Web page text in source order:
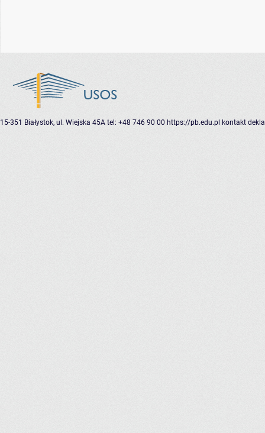
15-351 Białystok, ul. Wiejska 45A tel: +48 746 90 00 https://pb.edu.pl kontakt